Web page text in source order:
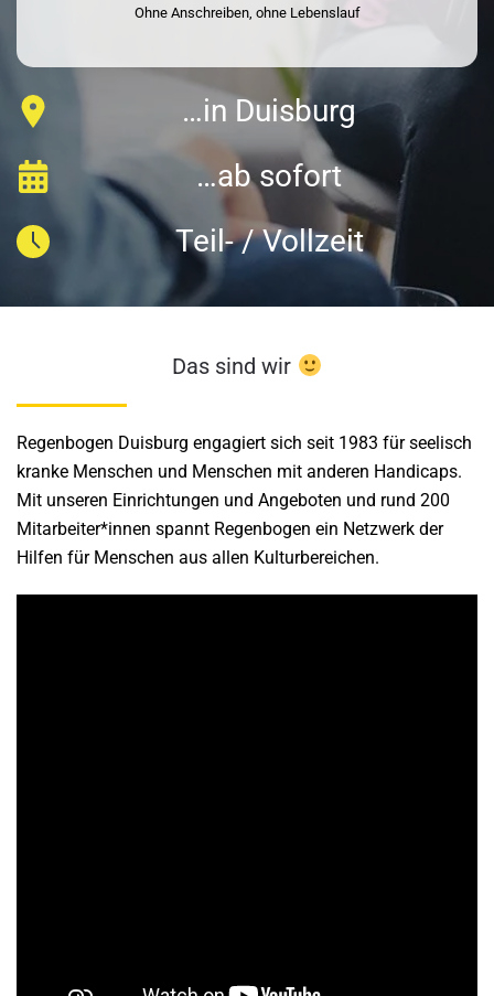
Ohne Anschreiben, ohne Lebenslauf
…in Duisburg
…ab sofort
Teil- / Vollzeit
Das sind wir
Regenbogen Duisburg engagiert sich seit 1983 für seelisch
kranke Menschen und Menschen mit anderen Handicaps.
Mit unseren Einrichtungen und Angeboten und rund 200
Mitarbeiter*innen spannt Regenbogen ein Netzwerk der
Hilfen für Menschen aus allen Kulturbereichen.